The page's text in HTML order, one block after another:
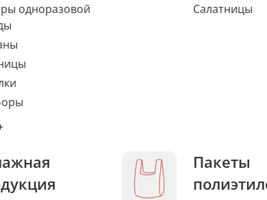
одноразовой
Салатницы
Пакеты